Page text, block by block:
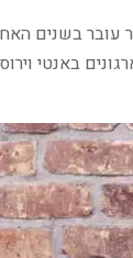
עובר בשנים
באנטי וירוס